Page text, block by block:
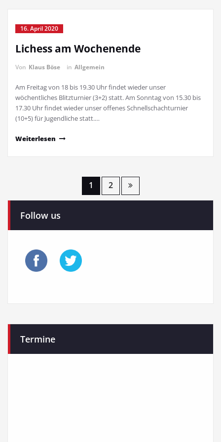
16. April 2020
Lichess am Wochenende
Von Klaus Böse in Allgemein
Am Freitag von 18 bis 19.30 Uhr findet wieder unser
wöchentliches Blitzturnier (3+2) statt. Am Sonntag von 15.30 bis
17.30 Uhr findet wieder unser offenes Schnellschachturnier
(10+5) für Jugendliche statt.…
Weiterlesen
Seitennummerierung
Beiträge
1 2
Follow us
Termine